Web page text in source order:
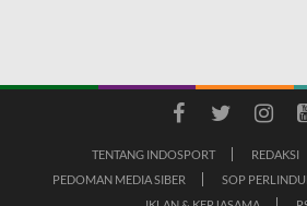
TENTANG INDOSPORT REDAKSI
PEDOMAN MEDIA SIBER
SOP